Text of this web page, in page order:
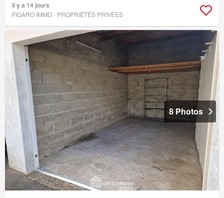
Il y a 14 jours
FIGARO IMMO - PROPRIÉTÉS PRIVÉES
8 Photos